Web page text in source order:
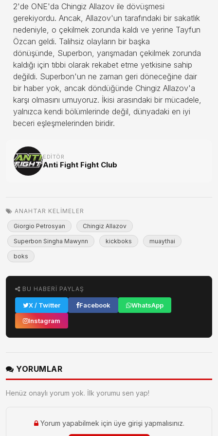
2'de ONE'da Chingiz Allazov ile dövüşmesi
gerekiyordu. Ancak, Allazov'un tarafındaki bir sakatlık
nedeniyle, o çekilmek zorunda kaldı ve yerine Tayfun
Özcan geldi. Talihsiz olayların bir başka
dönüşünde, Superbon, yarışmadan çekilmek zorunda
kaldığı için tıbbi olarak rekabet etme yetkisine sahip
değildi. Superbon'un ne zaman geri döneceğine dair
bir haber yok, ancak döndüğünde Chingiz Allazov'a
karşı olmasını umuyoruz. İkisi arasındaki bir mücadele,
yalnızca kendi bölümlerinde değil, dünyadaki en iyi
beceri eşleşmelerinden biridir.
EDITÖR
Anti Fight Fight Club
ANAHTAR KELIMELER
Giorgio Petrosyan Chingiz Allazov
Superbon Singha Mawynn kickboks muaythai
boks
BU HABERI PAYLAŞ
X / Twitter Facebook
WhatsApp
Instagram
YORUMLAR
Henüz onaylı yorum yok. İlk yorumu sen yap!
Yorum yapabilmek için üye girişi yapmalısınız.